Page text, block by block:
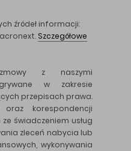
źródeł informacji:
Szczegółowe
z naszymi
w zakresie
przepisach prawa.
korespondencji
świadczeniem usług
zleceń nabycia lub
wykonywania